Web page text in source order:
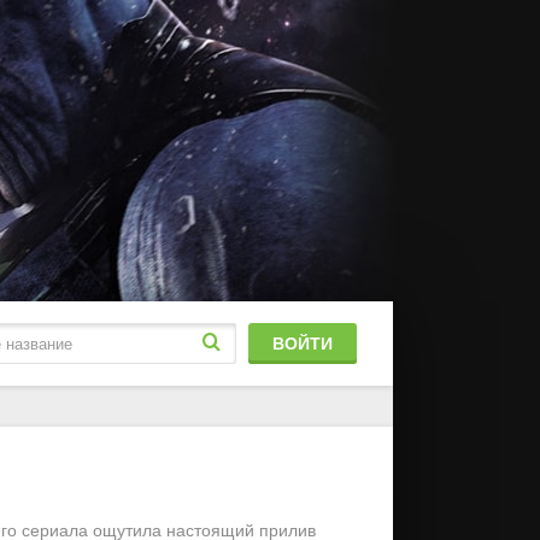
ВОЙТИ
сериала ощутила настоящий прилив